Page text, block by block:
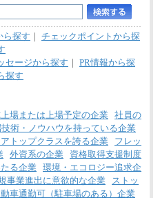
ら探す ｜ チェックポイントから探
セージから探す ｜ PR情報から探
探す
場または上場予定の企業 社員の
術・ノウハウを持っている企業
トップクラスを誇る企業
フレッ
外資系の企業
資格取得支援制度
る企業 環境・エコロジー追求企
事業進出に意欲的な企業
ストッ
車通勤可（駐車場のある）企業